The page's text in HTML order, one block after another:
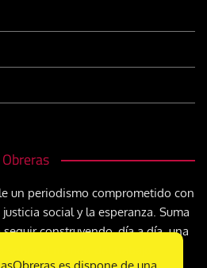
un periodismo comprometido con
social y la esperanza. Suma
construyendo, día a día, una
el mundo del trabajo